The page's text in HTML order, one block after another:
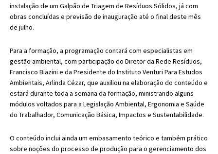
instalação de um Galpão de Triagem de Resíduos Sólidos, já com
obras concluídas e previsão de inauguração até o final deste mês
de julho.
Para a formação, a programação contará com especialistas em
gestão ambiental, com participação do Diretor da Rede Resíduos,
Francisco Biazini e da Presidente do Instituto Venturi Para Estudos
Ambientais, Arlinda Cézar, que auxiliou na elaboração do conteúdo e
estará durante toda a semana da formação, ministrando alguns
módulos voltados para a Legislação Ambiental, Ergonomia e Saúde
do Trabalhador, Comunicação Básica, Impactos e Sustentabilidade.
O conteúdo inclui ainda um embasamento teórico e também prático
sobre noções do processo de produção para o gerenciamento dos